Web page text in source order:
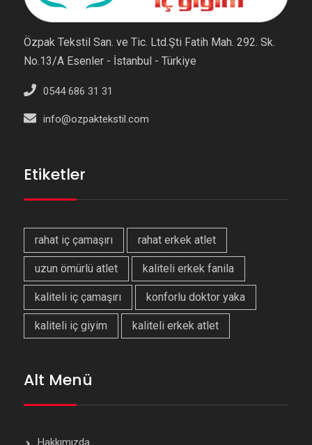
Özpak Tekstil San. ve Tic. Ltd.Şti Fatih Mah. 292. Sk.
No.13/A Esenler - İstanbul - Türkiye
0544 686 31 31
info@ozpaktekstil.com
Etiketler
rahat iç çamaşırı rahat erkek atlet
uzun ömürlü atlet kaliteli erkek fanila
kaliteli iç çamaşırı konforlu doktor yaka
kaliteli iç giyim kaliteli erkek atlet
Alt Menü
Hakkımızda